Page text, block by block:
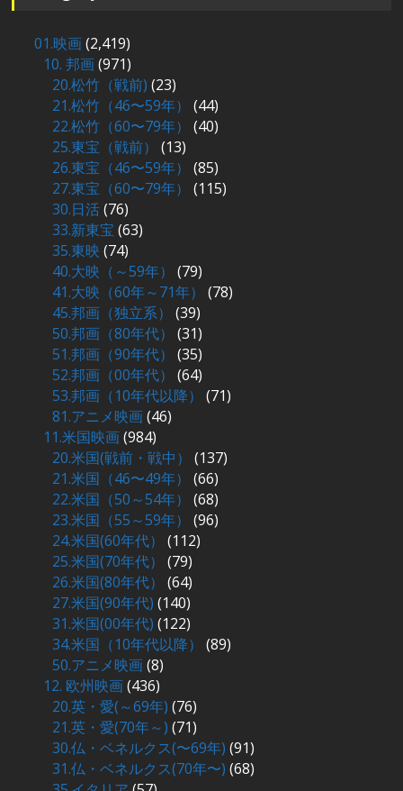
01.映画(2,419)
10. 邦画(971)
20.松竹（戦前) (23)
21.松竹（46〜59年）
(44)
22.松竹（60〜79年）
(40)
25.東宝（戦前）
(13)
26.東宝（46〜59年）
(85)
27.東宝（60〜79年）
(115)
30.日活(76)
33.新東宝(63)
35.東映 (74)
40.大映（～59年）
(79)
41.大映（60年～71年）
(78)
45.邦画（独立系）
(39)
50.邦画（80年代）
(31)
51.邦画（90年代）
(35)
52.邦画（00年代）
(64)
53.邦画（10年代以降）
(71)
81.アニメ映画(46)
11.米国映画(984)
20.米国(戦前・戦中）
(137)
21.米国（46〜49年）
(66)
22.米国（50～54年）
(68)
23.米国（55～59年）
(96)
24.米国(60年代）
(112)
25.米国(70年代）
(79)
26.米国(80年代）
(64)
27.米国(90年代) (140)
31.米国(00年代) (122)
34.米国（10年代以降）
(89)
50.アニメ映画(8)
12. 欧州映画(436)
20.英・愛(～69年) (76)
21.英・愛(70年～) (71)
30.仏・ベネルクス(〜69年) (91)
31.仏・ベネルクス(70年〜) (68)